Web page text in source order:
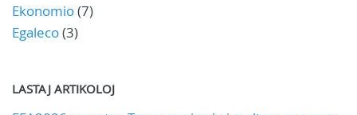
Ekonomio(7)
Egaleco(3)
LASTAJ ARTIKOLOJ